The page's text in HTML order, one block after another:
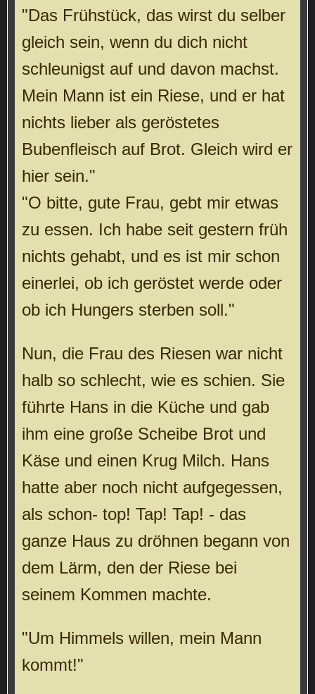
"Das Frühstück, das wirst du selber
gleich sein, wenn du dich nicht
schleunigst auf und davon machst.
Mein Mann ist ein Riese, und er hat
nichts lieber als geröstetes
Bubenfleisch auf Brot. Gleich wird er
hier sein."
"O bitte, gute Frau, gebt mir etwas
zu essen. Ich habe seit gestern früh
nichts gehabt, und es ist mir schon
einerlei, ob ich geröstet werde oder
ob ich Hungers sterben soll."
Nun, die Frau des Riesen war nicht
halb so schlecht, wie es schien. Sie
führte Hans in die Küche und gab
ihm eine große Scheibe Brot und
Käse und einen Krug Milch. Hans
hatte aber noch nicht aufgegessen,
als schon- top! Tap! Tap! - das
ganze Haus zu dröhnen begann von
dem Lärm, den der Riese bei
seinem Kommen machte.
"Um Himmels willen, mein Mann
kommt!"